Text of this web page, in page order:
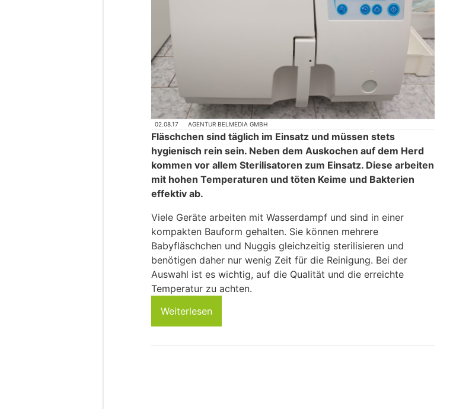
02.08.17 AGENTUR BELMEDIA GMBH
Fläschchen sind täglich im Einsatz und müssen stets
hygienisch rein sein. Neben dem Auskochen auf dem Herd
kommen vor allem Sterilisatoren zum Einsatz. Diese arbeiten
mit hohen Temperaturen und töten Keime und Bakterien
effektiv ab.
Viele Geräte arbeiten mit Wasserdampf und sind in einer
kompakten Bauform gehalten. Sie können mehrere
Babyfläschchen und Nuggis gleichzeitig sterilisieren und
benötigen daher nur wenig Zeit für die Reinigung. Bei der
Auswahl ist es wichtig, auf die Qualität und die erreichte
Temperatur zu achten.
Weiterlesen